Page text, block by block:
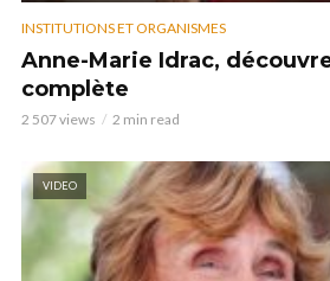
INSTITUTIONS ET ORGANISMES
Anne-Marie Idrac,
complète
2 507 views 2 min read
VIDEO